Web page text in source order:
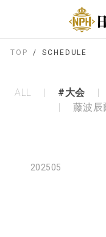
TOP SCHEDULE
ALL #大会
藤波辰
202505